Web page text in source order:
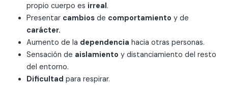
propio cuerpo es irreal.
Presentar cambiosde comportamiento y de
carácter.
Aumento de la dependencia hacia otras personas.
Sensación de aislamiento y distanciamiento del resto
del entorno.
Dificultad para respirar.